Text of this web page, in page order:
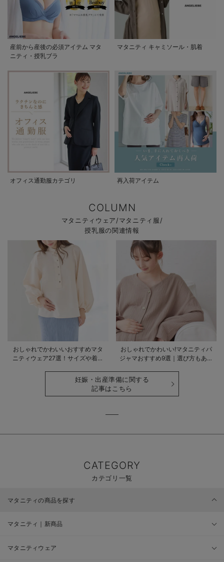
産前から産後の必須アイテム マタ
ニティ・授乳ブラ
マタニティ キャミソール・肌着
オフィス通勤服カテゴリ 再入荷アイテム
COLUMN
マタニティウェア/マタニティ服/
授乳服の関連情報
おしゃれでかわいいおすすめマタ
ニティウェア27選！サイズや着る
おしゃれでかわいい!マタニティパ
ジャマおすすめ9選｜選び方もあわ
妊娠・出産準備に関する
記事はこちら
CATEGORY
カテゴリ一覧
マタニティの商品を探す
マタニティ｜新商品
マタニティウェア